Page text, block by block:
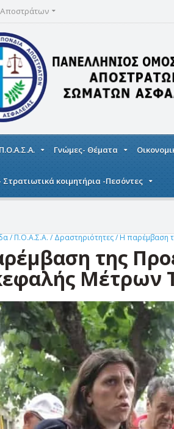
Π.Ο.Α.Σ.Α. Γνώμες- Θέματα
κοιμητήρια -Πεσόντες
/Π.Ο.Α.Σ.Α. /Δραστηριότητες/ Η παρέμβαση
της
Μέτρων